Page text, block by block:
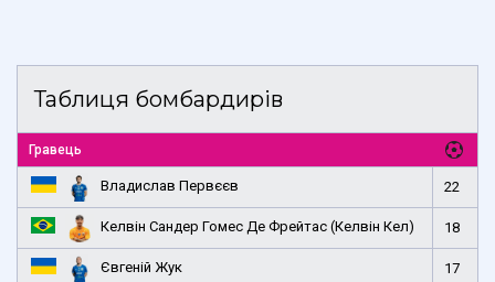
Таблиця бомбардирів
Гравець
Владислав Первєєв 22
Келвін Сандер Гомес Де Фрейтас (Келвін Кел) 18
Євгеній Жук 17